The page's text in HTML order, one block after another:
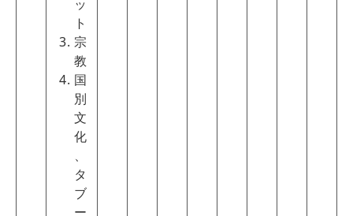
ッ
ト
宗
教
国
別
文
化
、
タ
ブ
ー